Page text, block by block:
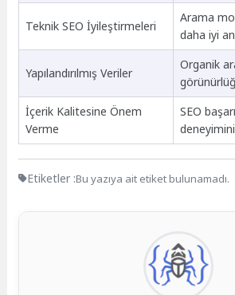
Teknik SEO İyileştirmeleri
Arama
daha iyi
Yapılandırılmış Veriler
Organik
İçerik Kalitesine Önem
Verme
SEO
deneyimini
Etiketler :Bu yazıya ait etiket bulunamadı.